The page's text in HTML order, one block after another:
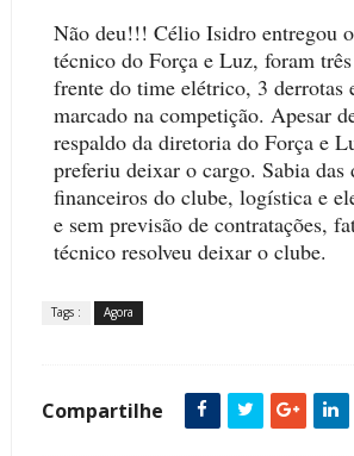
Não deu!!! Célio Isidro entregou
técnico do Força e Luz, foram
frente do time elétrico, 3 derrotas
marcado na competição. Apesar
respaldo da diretoria do Força e
preferiu deixar o cargo. Sabia das
financeiros do clube, logística e
e sem previsão de contratações,
técnico resolveu deixar o clube.
Tags : Agora
Compartilhe